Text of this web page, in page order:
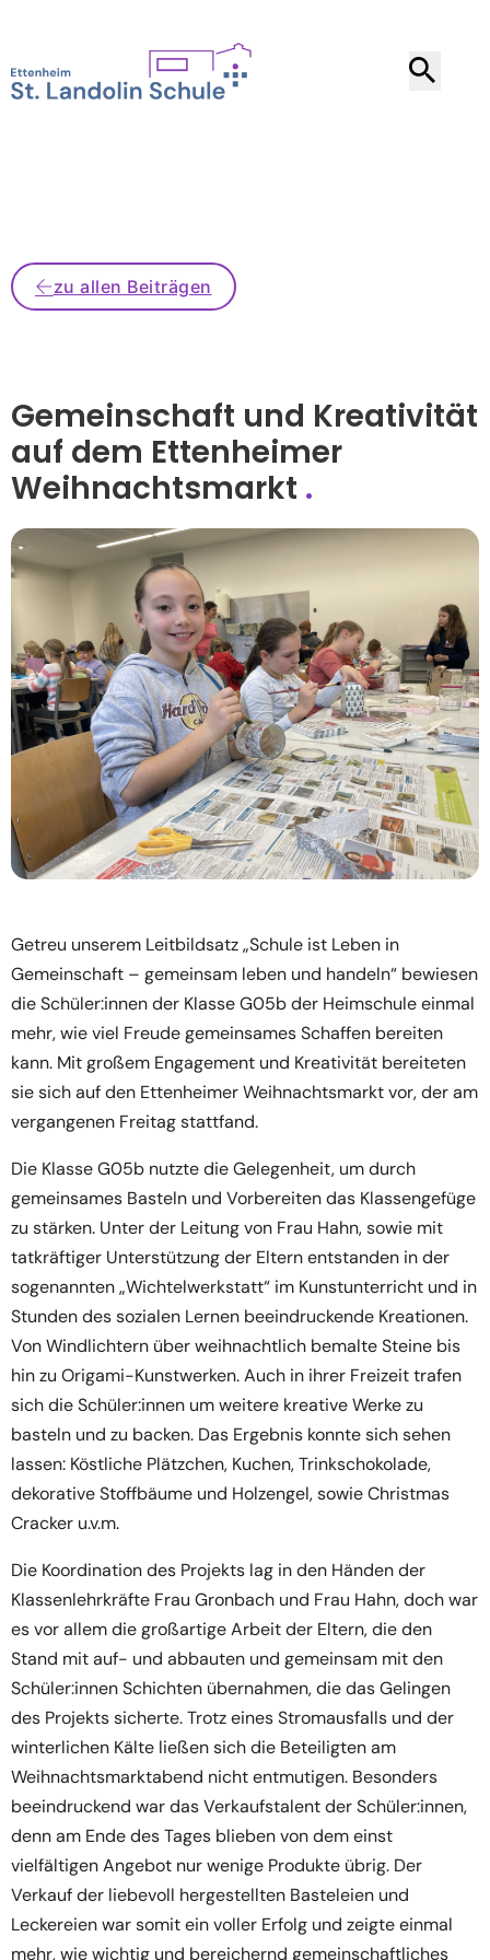
zu allen Beiträgen
Gemeinschaft und Kreativität
auf dem Ettenheimer
Weihnachtsmarkt .
Getreu unserem Leitbildsatz „Schule ist Leben in
Gemeinschaft – gemeinsam leben und handeln“ bewiesen
die Schüler:innen der Klasse G05b der Heimschule einmal
mehr, wie viel Freude gemeinsames Schaffen bereiten
kann. Mit großem Engagement und Kreativität bereiteten
sie sich auf den Ettenheimer Weihnachtsmarkt vor, der am
vergangenen Freitag stattfand.
Die Klasse G05b nutzte die Gelegenheit, um durch
gemeinsames Basteln und Vorbereiten das Klassengefüge
zu stärken. Unter der Leitung von Frau Hahn, sowie mit
tatkräftiger Unterstützung der Eltern entstanden in der
sogenannten „Wichtelwerkstatt“ im Kunstunterricht und in
Stunden des sozialen Lernen beeindruckende Kreationen.
Von Windlichtern über weihnachtlich bemalte Steine bis
hin zu Origami-Kunstwerken. Auch in ihrer Freizeit trafen
sich die Schüler:innen um weitere kreative Werke zu
basteln und zu backen. Das Ergebnis konnte sich sehen
lassen: Köstliche Plätzchen, Kuchen, Trinkschokolade,
dekorative Stoffbäume und Holzengel, sowie Christmas
Cracker u.v.m.
Die Koordination des Projekts lag in den Händen der
Klassenlehrkräfte Frau Gronbach und Frau Hahn, doch war
es vor allem die großartige Arbeit der Eltern, die den
Stand mit auf- und abbauten und gemeinsam mit den
Schüler:innen Schichten übernahmen, die das Gelingen
des Projekts sicherte. Trotz eines Stromausfalls und der
winterlichen Kälte ließen sich die Beteiligten am
Weihnachtsmarktabend nicht entmutigen. Besonders
beeindruckend war das Verkaufstalent der Schüler:innen,
denn am Ende des Tages blieben von dem einst
vielfältigen Angebot nur wenige Produkte übrig. Der
Verkauf der liebevoll hergestellten Basteleien und
Leckereien war somit ein voller Erfolg und zeigte einmal
mehr, wie wichtig und bereichernd gemeinschaftliches